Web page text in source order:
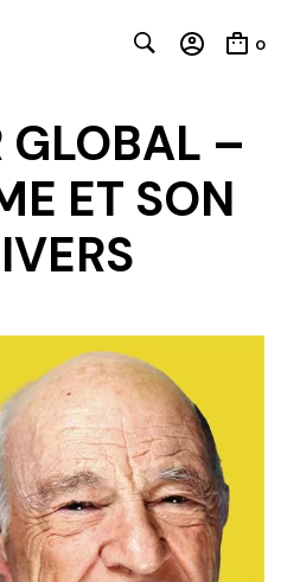
0
GLOBAL –
ET SON